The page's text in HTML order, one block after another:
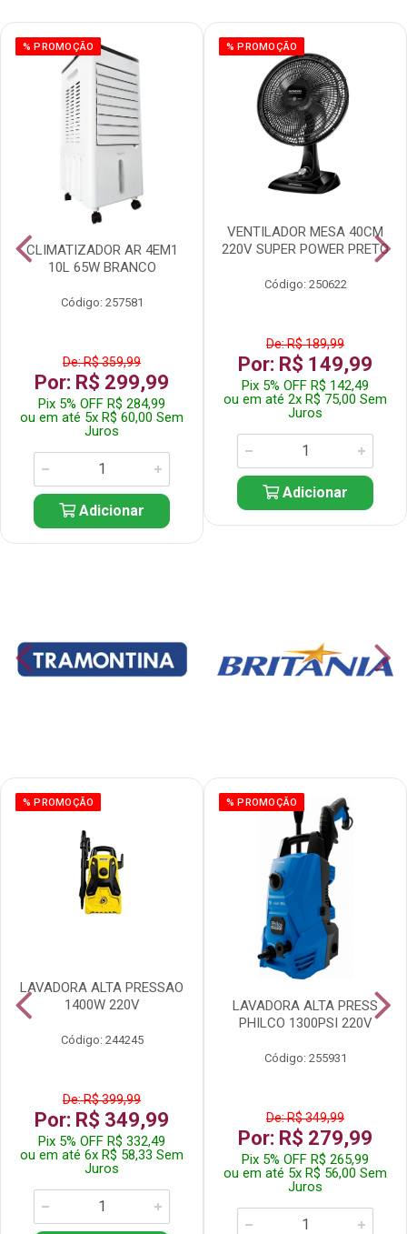
% PROMOÇÃO
CLIMATIZADOR AR 4EM1
10L 65W BRANCO
Código: 257581
De: R$ 359,99
Por: R$ 299,99
Pix 5% OFF R$ 284,99
ou em até 5x R$ 60,00 Sem
Juros
Adicionar
% PROMOÇÃO
VENTILADOR MESA 40CM
220V SUPER POWER PRETO
Código: 250622
De: R$ 189,99
Por: R$ 149,99
Pix 5% OFF R$ 142,49
ou em até 2x R$ 75,00 Sem
Juros
Adicionar
% PROMOÇÃO
LAVADORA ALTA PRESSAO
1400W 220V
Código: 244245
De: R$ 399,99
Por: R$ 349,99
Pix 5% OFF R$ 332,49
ou em até 6x R$ 58,33 Sem
Juros
% PROMOÇÃO
LAVADORA ALTA PRESS
PHILCO 1300PSI 220V
Código: 255931
De: R$ 349,99
Por: R$ 279,99
Pix 5% OFF R$ 265,99
ou em até 5x R$ 56,00 Sem
Juros